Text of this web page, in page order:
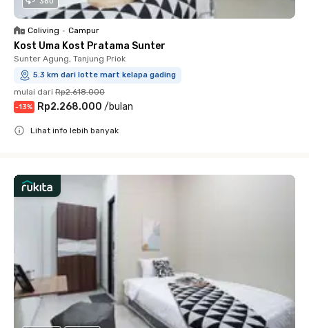
Coliving • Campur
Kost Uma Kost Pratama Sunter
Sunter Agung, Tanjung Priok
5.3 km dari lotte mart kelapa gading
mulai dari Rp2.618.000
-13% Rp2.268.000 /bulan
Lihat info lebih banyak